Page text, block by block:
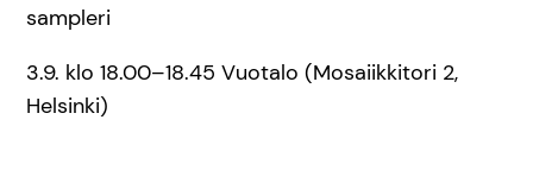
sampleri
3.9. klo 18.00–18.45 Vuotalo (Mosaiikkitori 2,
Helsinki)